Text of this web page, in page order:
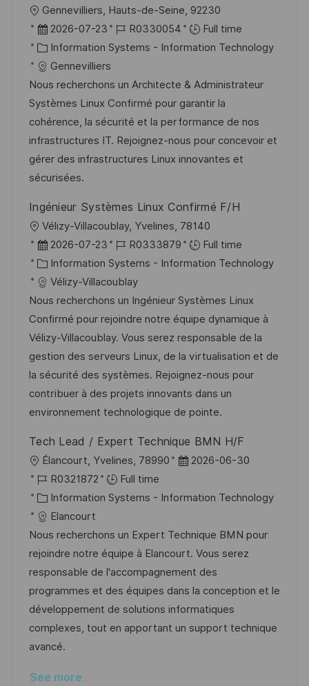
L
o
c
a
t
i
o
n
Gennevilliers, Hauts-de-Seine, 92230
P
o
s
t
e
d
D
a
t
2026-07-23
J
o
d
R0330054
Full time
C
a
t
e
g
o
r
y
Information Systems - Information Technology
Gennevilliers
Nous recherchons un Architecte & Administrateur
Systèmes Linux Confirmé pour garantir la
cohérence, la sécurité et la performance de nos
infrastructures IT. Rejoignez-nous pour concevoir et
gérer des infrastructures Linux innovantes et
sécurisées.
Ingénieur Systèmes Linux Confirmé F/H
L
o
c
a
t
i
o
n
Vélizy-Villacoublay, Yvelines, 78140
P
o
s
t
e
d
D
a
t
e
2026-07-23
J
o
b
d
R0333879
Full time
C
a
t
e
g
o
r
y
Information Systems - Information Technology
Vélizy-Villacoublay
Nous recherchons un Ingénieur Systèmes Linux
Confirmé pour rejoindre notre équipe dynamique à
Vélizy-Villacoublay. Vous serez responsable de la
gestion des serveurs Linux, de la virtualisation et de
la sécurité des systèmes. Rejoignez-nous pour
contribuer à des projets innovants dans un
environnement technologique de pointe.
Tech Lead / Expert Technique BMN H/F
L
o
c
a
t
i
o
n
Élancourt, Yvelines, 78990
P
s
e
d
D
a
t
e
2026-06-30
J
o
b
I
d
R0321872
Full time
C
a
t
e
g
o
r
y
Information Systems - Information Technology
Elancourt
Nous recherchons un Expert Technique BMN pour
rejoindre notre équipe à Elancourt. Vous serez
responsable de l'accompagnement des
programmes et des équipes dans la conception et le
développement de solutions informatiques
complexes, tout en apportant un support technique
avancé.
See more